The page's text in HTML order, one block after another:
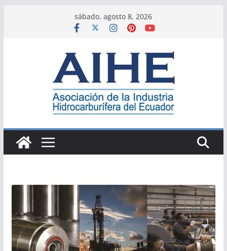
sábado, agosto 8, 2026